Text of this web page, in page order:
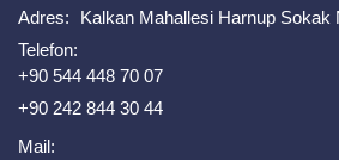
Adres:
Kalkan Mahallesi Harnup Sokak
Telefon:
+90 544 448 70 07
+90 242 844 30 44
Mail: